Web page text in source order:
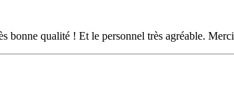
bonne qualité ! Et le personnel très agréable. Merci